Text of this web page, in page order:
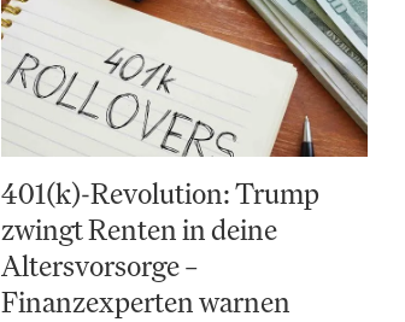
401(k)-Revolution: Trump
zwingt Renten in deine
Altersvorsorge –
Finanzexperten warnen